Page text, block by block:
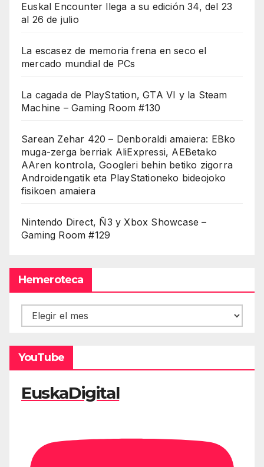
Euskal Encounter llega a su edición 34, del 23
al 26 de julio
La escasez de memoria frena en seco el
mercado mundial de PCs
La cagada de PlayStation, GTA VI y la Steam
Machine – Gaming Room #130
Sarean Zehar 420 – Denboraldi amaiera: EBko
muga-zerga berriak AliExpressi, AEBetako
AAren kontrola, Googleri behin betiko zigorra
Androidengatik eta PlayStationeko bideojoko
fisikoen amaiera
Nintendo Direct, Ñ3 y Xbox Showcase –
Gaming Room #129
Hemeroteca
Hemeroteca
YouTube
EuskaDigital